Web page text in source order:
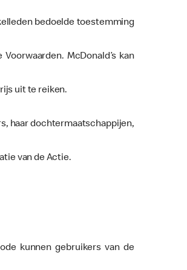
bedoelde toestemming
McDonald’s kan
uit te reiken.
haar dochtermaatschappijen,
van de Actie.
kunnen gebruikers van de